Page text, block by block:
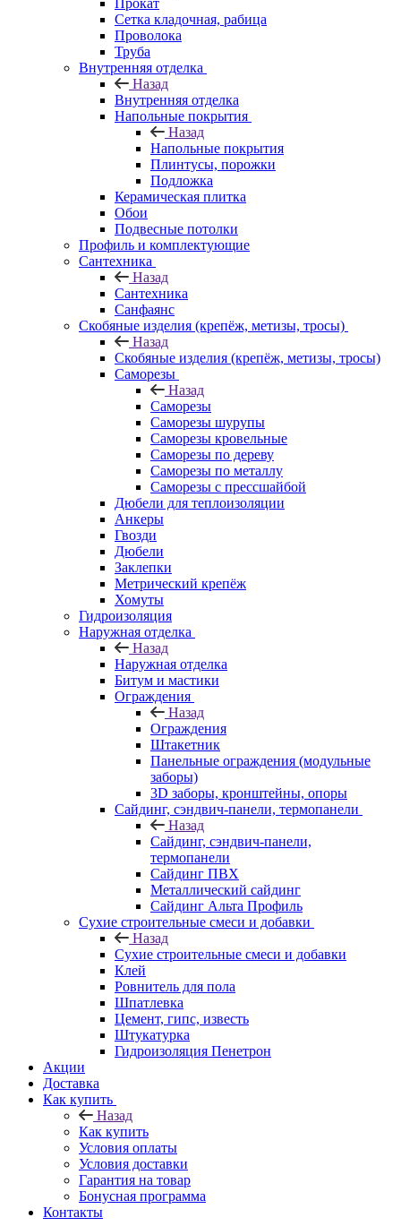
Прокат
Сетка кладочная, рабица
Проволока
Труба
Внутренняя отделка
Назад
Внутренняя отделка
Напольные покрытия
Назад
Напольные покрытия
Плинтусы, порожки
Подложка
Керамическая плитка
Обои
Подвесные потолки
Профиль и комплектующие
Сантехника
Назад
Сантехника
Санфаянс
Скобяные изделия (крепёж, метизы, тросы)
Назад
Скобяные изделия (крепёж, метизы, тросы)
Саморезы
Назад
Саморезы
Саморезы шурупы
Саморезы кровельные
Саморезы по дереву
Саморезы по металлу
Саморезы с прессшайбой
Дюбели для теплоизоляции
Анкеры
Гвозди
Дюбели
Заклепки
Метрический крепёж
Хомуты
Гидроизоляция
Наружная отделка
Назад
Наружная отделка
Битум и мастики
Ограждения
Назад
Ограждения
Штакетник
Панельные ограждения (модульные
заборы)
3D заборы, кронштейны, опоры
Cайдинг, сэндвич-панели, термопанели
Назад
Cайдинг, сэндвич-панели,
термопанели
Сайдинг ПВХ
Металлический сайдинг
Сайдинг Альта Профиль
Сухие строительные смеси и добавки
Назад
Сухие строительные смеси и добавки
Клей
Ровнитель для пола
Шпатлевка
Цемент, гипс, известь
Штукатурка
Гидроизоляция Пенетрон
Акции
Доставка
Как купить
Назад
Как купить
Условия оплаты
Условия доставки
Гарантия на товар
Бонусная программа
Контакты